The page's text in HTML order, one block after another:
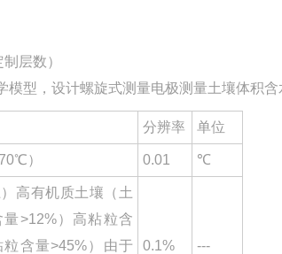
层数）
型，设计螺旋式测量电极测量土壤体积含
分辨率 单位
） 0.01 ℃
高有机质土壤（土
>12%）高粘粒含
含量>45%）由于
0.1% ---